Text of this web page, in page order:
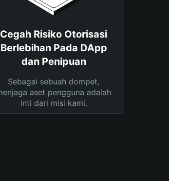
Cegah Risiko Otorisasi
Berlebihan Pada DApp
dan Penipuan
Sebagai sebuah dompet,
aset pengguna adalah
inti dari misi kami.